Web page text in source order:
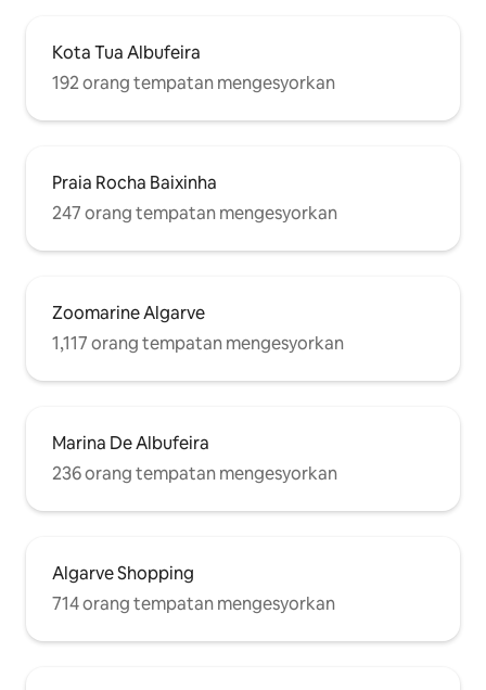
Kota Tua Albufeira
192 orang tempatan mengesyorkan
Praia Rocha Baixinha
247 orang tempatan mengesyorkan
Zoomarine Algarve
1,117 orang tempatan mengesyorkan
Marina De Albufeira
236 orang tempatan mengesyorkan
Algarve Shopping
714 orang tempatan mengesyorkan